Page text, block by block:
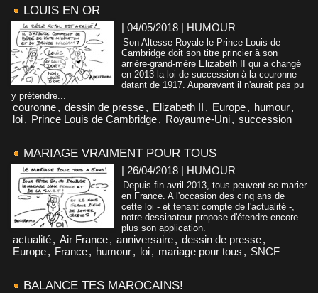
LOUIS EN OR
| 04/05/2018 | HUMOUR
Son Altesse Royale le Prince Louis de
Cambridge doit son titre princier à son
arrière-grand-mère Elizabeth II qui a changé
en 2013 la loi de succession à la couronne
datant de 1917. Auparavant il n'aurait pas pu
y prétendre...
couronne, dessin de presse, Elizabeth II , Europe, humour,
loi, Prince Louis de Cambridge, Royaume-Uni, succession
MARIAGE VRAIMENT POUR TOUS
| 26/04/2018 | HUMOUR
Depuis fin avril 2013, tous peuvent se marier
en France. A l'occasion des cinq ans de
cette loi - et tenant compte de l'actualité -,
notre dessinateur propose d'étendre encore
plus son application.
actualité, Air France, anniversaire, dessin de presse,
Europe, France, humour, loi, mariage pour tous , SNCF
BALANCE TES MAROCAINS!